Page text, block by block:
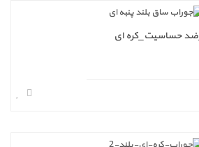
حساسیت_کره ای